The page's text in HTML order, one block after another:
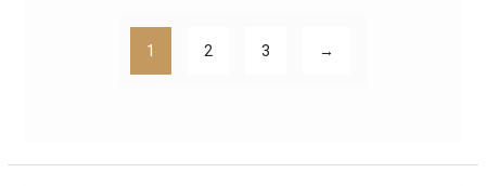
1 2 3 →